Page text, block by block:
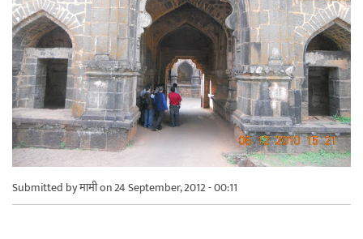
Submitted byमामीon 24 September, 2012 - 00:11